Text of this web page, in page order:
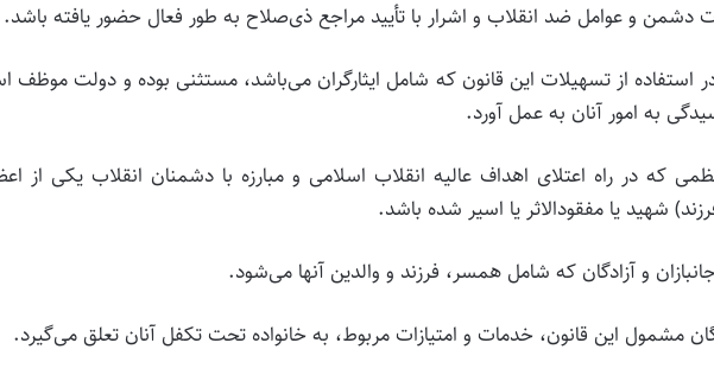
دشمن و عوامل ضد انقلاب و اشرار با تأیید مراجع ذی‌صلاح به طور فعال حضور یافته باشد.
استفاده از تسهیلات این قانون که شامل ایثارگران‌ می‌‌باشد، مستثنی بوده و دولت موظف
به امور آنان به عمل آورد.
که در راه اعتلای اهداف عالیه انقلاب اسلامی و مبارزه با دشمنان انقلاب یکی از
شهید یا مفقودالاثر یا اسیر شده باشد.
جانبازان و آزادگان که شامل همسر، فرزند و والدین آنها‌ می‌‌شود.
مشمول این قانون، خدمات و امتیازات مربوط، به خانواده تحت تکفل آنان تعلق‌ می‌‌گیرد.